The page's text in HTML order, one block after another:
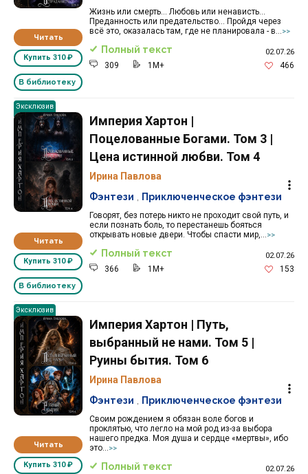
Читать
Купить 310 ₽
В библиотеку
Жизнь или смерть... Любовь или ненависть...
Преданность или предательство... Пройдя через
всё это, оказалась там, где не планировала - в...
>>
Полный текст 02.07.26
309 1M+ 466
Эксклюзив
Читать
Купить 310 ₽
В библиотеку
Империя Хартон |
Поцелованные Богами. Том 3 |
Цена истинной любви. Том 4
Ирина Павлова
Говорят, без потерь никто не проходит свой путь, и
если познать боль, то перестанешь бояться
открывать новые двери. Чтобы спасти мир,...
>>
Фэнтези Приключенческое фэнтези
Полный текст 02.07.26
366 1M+ 153
Эксклюзив
Читать
Купить 310 ₽
Империя Хартон | Путь,
выбранный не нами. Том 5 |
Руины бытия. Том 6
Ирина Павлова
Своим рождением я обязан воле богов и
проклятью, что легло на мой род из-за выбора
нашего предка. Моя душа и сердце «мертвы», ибо
это...
>>
Фэнтези Приключенческое фэнтези
Полный текст 02.07.26